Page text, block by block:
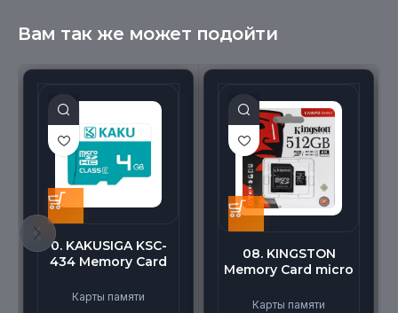
Вам так же может подойти
0. KAKUSIGA KSC-
434 Memory Card
High Speed (4G)
Карты памяти
08. KINGSTON
Memory Card micro
Карты памяти